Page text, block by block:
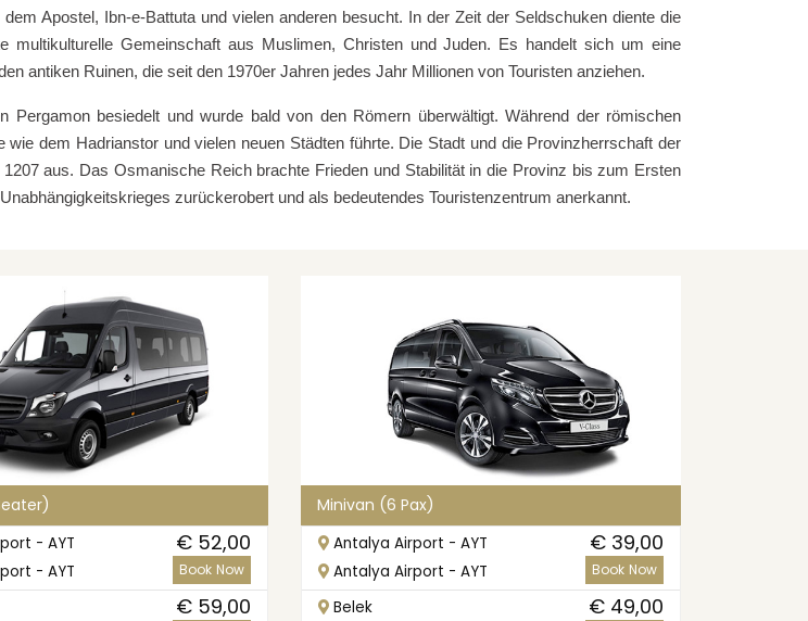
Apostel, Ibn-e-Battuta und vielen anderen besucht. In der Zeit der Seldschuken diente die
multikulturelle Gemeinschaft aus Muslimen, Christen und Juden. Es handelt sich um eine
antiken Ruinen, die seit den 1970er Jahren jedes Jahr Millionen von Touristen anziehen.
besiedelt und wurde bald von den Römern überwältigt. Während der römischen
dem Hadrianstor und vielen neuen Städten führte. Die Stadt und die Provinzherrschaft der
aus. Das Osmanische Reich brachte Frieden und Stabilität in die Provinz bis zum Ersten
zurückerobert und als bedeutendes Touristenzentrum anerkannt.
- AYT € 52,00
- AYT Book Now
€ 59,00
Minivan (6 Pax)
Antalya Airport - AYT € 39,00
Antalya Airport - AYT Book Now
Belek € 49,00